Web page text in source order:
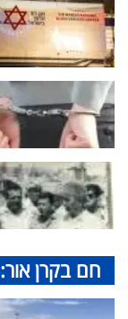
חם בקרן אור: